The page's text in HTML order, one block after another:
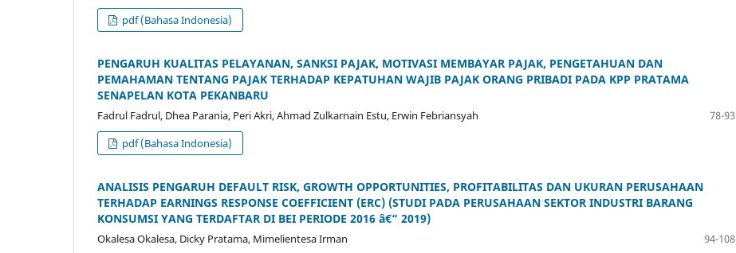
pdf (Bahasa Indonesia)
PENGARUH KUALITAS PELAYANAN, SANKSI PAJAK, MOTIVASI MEMBAYAR PAJAK, PENGETAHUAN DAN
PEMAHAMAN TENTANG PAJAK TERHADAP KEPATUHAN WAJIB PAJAK ORANG PRIBADI PADA KPP PRATAMA
SENAPELAN KOTA PEKANBARU
Fadrul Fadrul, Dhea Parania, Peri Akri, Ahmad Zulkarnain Estu, Erwin Febriansyah
78-93
pdf (Bahasa Indonesia)
ANALISIS PENGARUH DEFAULT RISK, GROWTH OPPORTUNITIES, PROFITABILITAS DAN UKURAN PERUSAHAAN
TERHADAP EARNINGS RESPONSE COEFFICIENT (ERC) (STUDI PADA PERUSAHAAN SEKTOR INDUSTRI BARANG
KONSUMSI YANG TERDAFTAR DI BEI PERIODE 2016 â€“ 2019)
Okalesa Okalesa, Dicky Pratama, Mimelientesa Irman
94-108